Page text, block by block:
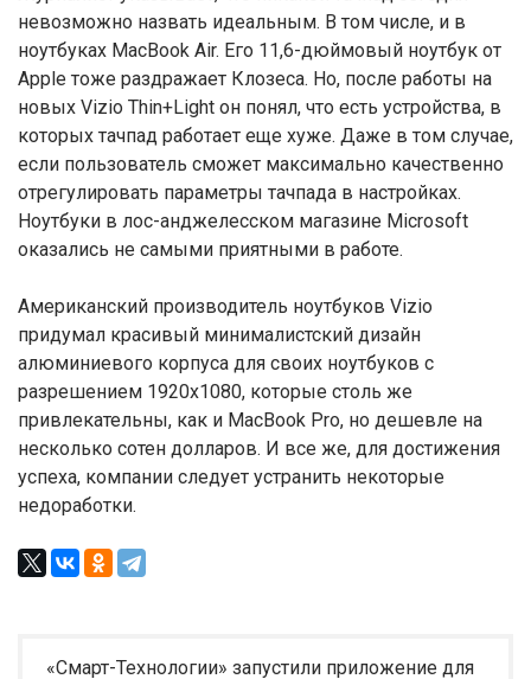
невозможно назвать идеальным. В том числе, и в
ноутбуках MacBook Air. Его 11,6-дюймовый ноутбук от
Apple тоже раздражает Клозеса. Но, после работы на
новых Vizio Thin+Light он понял, что есть устройства, в
которых тачпад работает еще хуже. Даже в том случае,
если пользователь сможет максимально качественно
отрегулировать параметры тачпада в настройках.
Ноутбуки в лос-анджелесском магазине Microsoft
оказались не самыми приятными в работе.
Американский производитель ноутбуков Vizio
придумал красивый минималистский дизайн
алюминиевого корпуса для своих ноутбуков с
разрешением 1920х1080, которые столь же
привлекательны, как и MacBook Pro, но дешевле на
несколько сотен долларов. И все же, для достижения
успеха, компании следует устранить некоторые
недоработки.
«Смарт-Технологии» запустили приложение для